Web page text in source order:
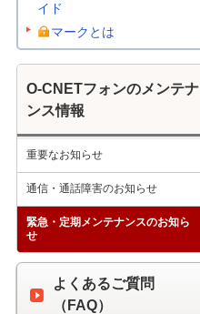
イド
マークとは
O-CNETフォンのメンテナ
ンス情報
重要なお知らせ
通信・通話障害のお知らせ
緊急・定期メンテナンスのお知ら
せ
よくあるご質問
（FAQ）